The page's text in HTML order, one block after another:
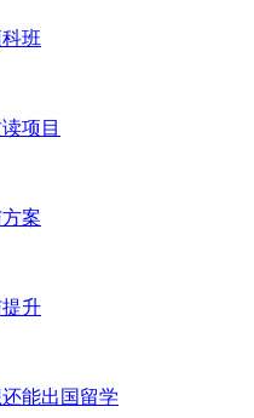
班
项目
案
升
能出国留学